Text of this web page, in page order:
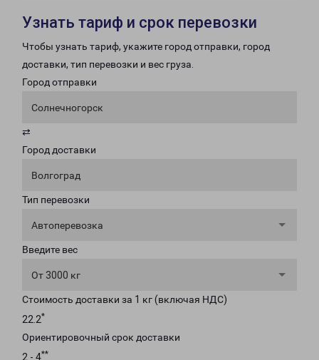
Узнать тариф и срок перевозки
Чтобы узнать тариф, укажите город отправки, город
доставки, тип перевозки и вес груза.
Город отправки
Солнечногорск
⇄
Город доставки
Волгоград
Тип перевозки
Автоперевозка
Введите вес
От 3000 кг
Стоимость доставки за 1 кг (включая НДС)
22.2*
Ориентировочный срок доставки
2 - 4**